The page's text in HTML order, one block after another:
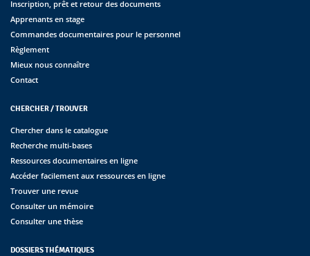
Inscription, prêt et retour des documents
Apprenants en stage
Commandes documentaires pour le personnel
Règlement
Mieux nous connaître
Contact
CHERCHER / TROUVER
Chercher dans le catalogue
Recherche multi-bases
Ressources documentaires en ligne
Accéder facilement aux ressources en ligne
Trouver une revue
Consulter un mémoire
Consulter une thèse
DOSSIERS THÉMATIQUES